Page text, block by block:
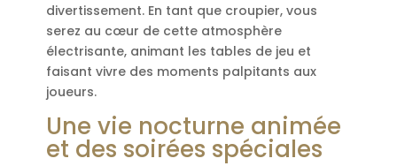
divertissement. En tant que croupier, vous
serez au cœur de cette atmosphère
électrisante, animant les tables de jeu et
faisant vivre des moments palpitants aux
joueurs.
Une vie nocturne animée
et des soirées spéciales